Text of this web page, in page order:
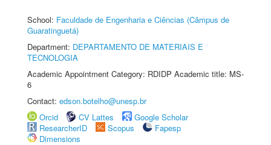
School: Faculdade de Engenharia e Ciências (Câmpus de
Guaratinguetá)
Department: DEPARTAMENTO DE MATERIAIS E
TECNOLOGIA
Academic Appointment Category: RDIDP Academic title: MS-
6
Contact: edson.botelho@unesp.br
Orcid
CV Lattes
Google Scholar
ResearcherID
Scopus
Fapesp
Dimensions